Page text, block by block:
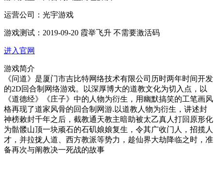
运营公司： 光宇游戏
游戏测试： 2019-09-20 霞举飞升 不需要激活码
进入官网
游戏简介
《问道》是厦门市吉比特网络技术有限公司历时两年时间开发
的2D回合制网络游戏。以深厚博大的道教文化为切入点，以
《道德经》《庄子》中的人物为衍生，用幽默搞笑的工笔画风
格再现了道家风骨的回合制网游.以道教人物为衍生，讲述封
神榜敕封千年之后，截教通天教主暗助被太乙真人打回原形化
为骷髅山顶一块顽石的石矶娘娘复生，令其广收门人，招揽人
才，并拉拢人道、西方教派等势力，趁仙界大劫降临之时，准
备再次与阐教决一死战的故事